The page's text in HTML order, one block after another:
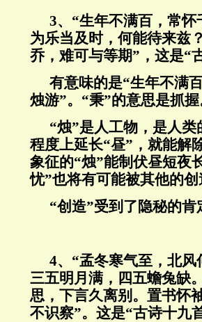
3、“生年不满百，常
为乐当及时，何能待来兹
乔，难可与等期”，这是“
有意味的是“生年不满
烛游”。“秉”的意思是抓握
“烛”是人工物，是人
程度上延长“昼”，就能解
象征的“烛”能制伏昼短夜
忧”也将有可能被其他的创
“创造”受到了隐秘的肯
4、“孟冬寒气至，北
三五明月满，四五蟾兔缺
思，下言久离别。置书怀
不识察”。这是“古诗十九